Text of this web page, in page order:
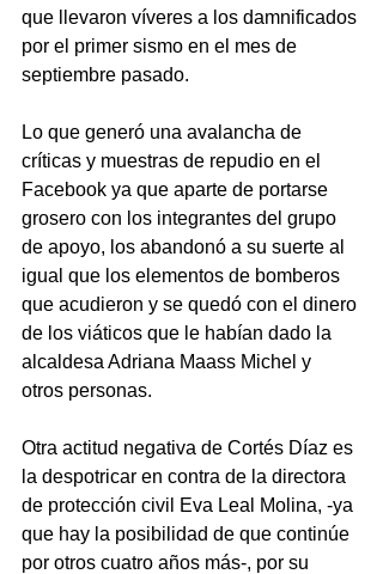
que llevaron víveres a los damnificados
por el primer sismo en el mes de
septiembre pasado.
Lo que generó una avalancha de
críticas y muestras de repudio en el
Facebook ya que aparte de portarse
grosero con los integrantes del grupo
de apoyo, los abandonó a su suerte al
igual que los elementos de bomberos
que acudieron y se quedó con el dinero
de los viáticos que le habían dado la
alcaldesa Adriana Maass Michel y
otros personas.
Otra actitud negativa de Cortés Díaz es
la despotricar en contra de la directora
de protección civil Eva Leal Molina, -ya
que hay la posibilidad de que continúe
por otros cuatro años más-, por su